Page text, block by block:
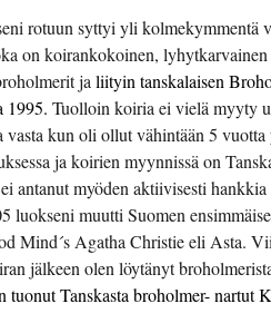
rotuun syttyi yli kolmekymmentä
on koirankokoinen,
ja liityin tanskalaisen
1995. Tuolloin koiria ei vielä myyty
vasta kun oli ollut vähintään 5 vuotta
ja koirien myynnissä on
antanut myöden aktiivisesti
luokseni muutti Suomen
Mind´s Agatha Christie eli Asta.
jälkeen olen löytänyt
tuonut Tanskasta broholmer- nartut